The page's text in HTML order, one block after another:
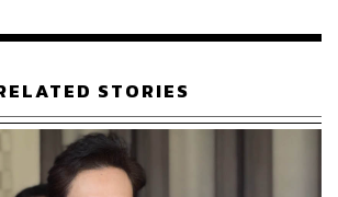
นตรีและเลขาธิการคณะกรรมการ
สอบเสร็จเมื่อใด เนื่องจากมีความยาก
การให้เสร็จสิ้นด้วยความรอบคอบโดย
STORIES